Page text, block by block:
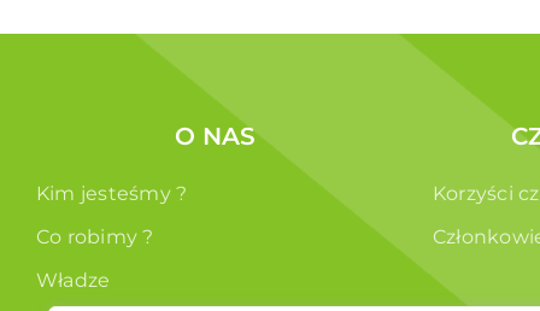
O NAS
Kim jesteśmy ?
Co robimy ?
Władze
Korzyści